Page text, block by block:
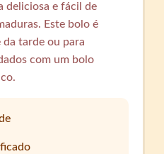
deliciosa e fácil de
Este bolo é
tarde ou para
com um bolo